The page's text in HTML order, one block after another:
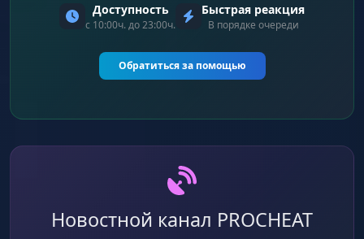
Доступность
с 10:00ч. до 23:00ч.
Быстрая реакция
В порядке очереди
Обратиться за помощью
Новостной канал PROCHEAT